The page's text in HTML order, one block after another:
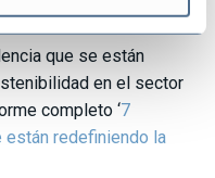
que se están
en el sector
completo ‘7
redefiniendo la